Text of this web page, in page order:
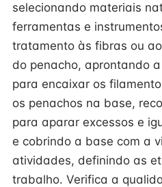
selecionando materiais
ferramentas e
tratamento às fibras ou
do penacho, aprontando
para encaixar os
os penachos na base,
para aparar excessos e
e cobrindo a base com a
atividades, definindo as
trabalho. Verifica a